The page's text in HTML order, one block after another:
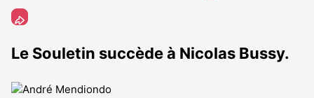
abonnés
Le Souletin succède à Nicolas Bussy.